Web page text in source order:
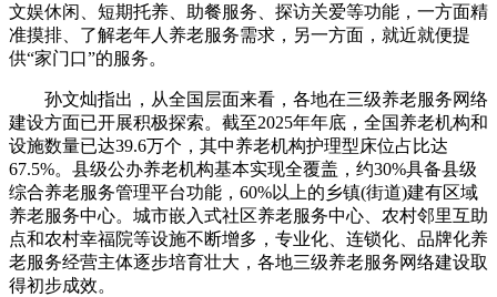
文娱休闲、短期托养、助餐服务、探访关爱等功能，一方面精
准摸排、了解老年人养老服务需求，另一方面，就近就便提
供“家门口”的服务。
孙文灿指出，从全国层面来看，各地在三级养老服务网络
建设方面已开展积极探索。截至2025年年底，全国养老机构和
设施数量已达39.6万个，其中养老机构护理型床位占比达
67.5%。县级公办养老机构基本实现全覆盖，约30%具备县级
综合养老服务管理平台功能，60%以上的乡镇(街道)建有区域
养老服务中心。城市嵌入式社区养老服务中心、农村邻里互助
点和农村幸福院等设施不断增多，专业化、连锁化、品牌化养
老服务经营主体逐步培育壮大，各地三级养老服务网络建设取
得初步成效。